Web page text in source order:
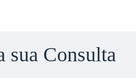
sua Consulta